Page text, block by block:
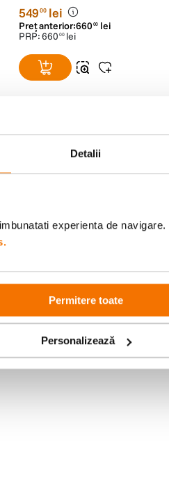
Detalii
experienta de
Permitere toate
Personalizează
54900 lei
Preț anterior:660 00 lei
PRP:660 00 lei